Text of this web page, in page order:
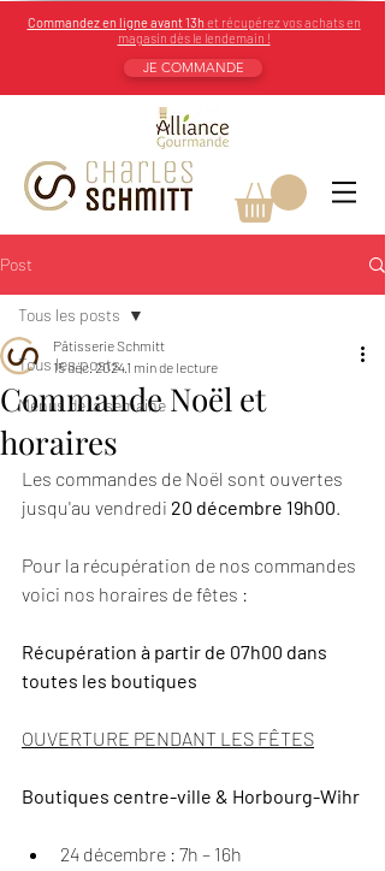
Commandez en ligne avant 13h et récupérez vos achats en
magasin dès le lendemain !
JE COMMANDE
Post
Tous les posts
Menus de la semaine
Tous les posts
Commande Noël et
horaires
Pâtisserie Schmitt
15 déc. 20241 min de lecture
Les commandes de Noël sont ouvertes
jusqu'au vendredi 20 décembre 19h00.
Pour la récupération de nos commandes
voici nos horaires de fêtes :
Récupération à partir de 07h00 dans
toutes les boutiques
OUVERTURE PENDANT LES FÊTES
Boutiques centre-ville & Horbourg-Wihr
24 décembre : 7h – 16h